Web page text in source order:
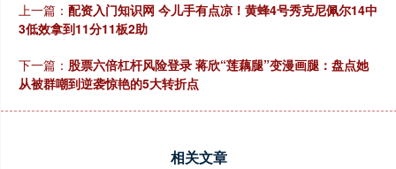
上一篇： 配资入门知识网 今儿手有点凉！黄蜂4号秀克尼佩尔14中
3低效拿到11分11板2助
下一篇： 股票六倍杠杆风险登录 蒋欣“莲藕腿”变漫画腿：盘点她
从被群嘲到逆袭惊艳的5大转折点
相关文章